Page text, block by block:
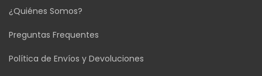
¿Quiénes Somos?
Preguntas Frequentes
Política de Envíos y Devoluciones